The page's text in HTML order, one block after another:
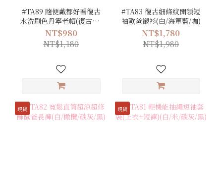
#TA89 隨便戴都好看復古
水洗刷色丹寧老帽(復古灰/
復古藍)
NT$980
NT$1,180
#TA83 復古細條紋開領短
袖歐爸襯衫(白/海軍藍/咖)
NT$1,780
NT$1,980
現貨 現貨